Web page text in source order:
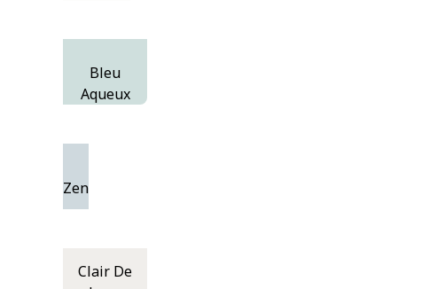
Bleu
Aqueux
Zen
Clair De